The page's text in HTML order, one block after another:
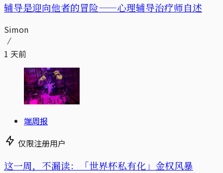
辅导是迎向他者的冒险——心理辅导治疗师自述
Simon
1 天前
端周报
仅限注册用户
这一周，不漏读：「世界杯私有化」金权风暴